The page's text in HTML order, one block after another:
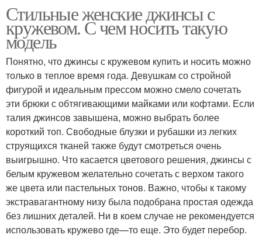
Стильные женские джинсы с
кружевом. С чем носить такую
модель
Понятно, что джинсы с кружевом купить и носить можно
только в теплое время года. Девушкам со стройной
фигурой и идеальным прессом можно смело сочетать
эти брюки с обтягивающими майками или кофтами. Если
талия джинсов завышена, можно выбрать более
короткий топ. Свободные блузки и рубашки из легких
струящихся тканей также будут смотреться очень
выигрышно. Что касается цветового решения, джинсы с
белым кружевом желательно сочетать с верхом такого
же цвета или пастельных тонов. Важно, чтобы к такому
экстравагантному низу была подобрана простая одежда
без лишних деталей. Ни в коем случае не рекомендуется
использовать кружево где—то еще. Это будет перебор.